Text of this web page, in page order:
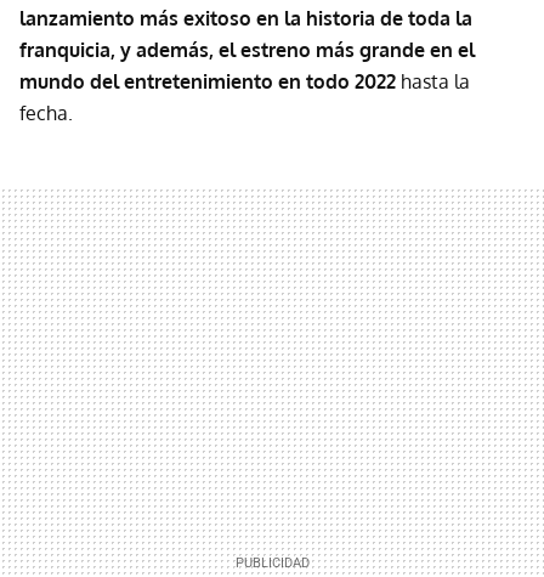
lanzamiento más exitoso en la historia de toda la
franquicia, y además, el estreno más grande en el
mundo del entretenimiento en todo 2022 hasta la
fecha.